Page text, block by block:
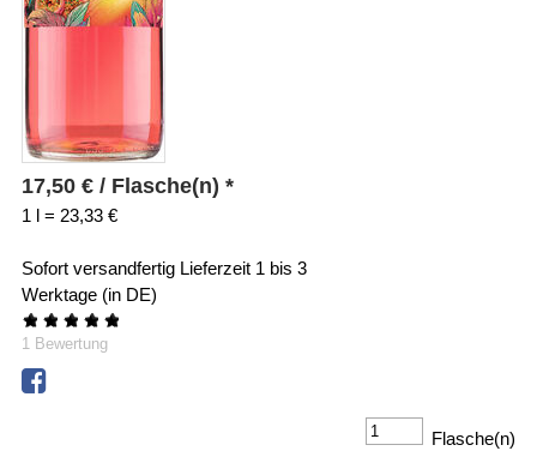
17,50 €/ Flasche(n) *
1 l = 23,33 €
Sofort versandfertig Lieferzeit 1 bis 3
Werktage (in DE)
★ ★ ★ ★ ★
1 Bewertung
Flasche(n)